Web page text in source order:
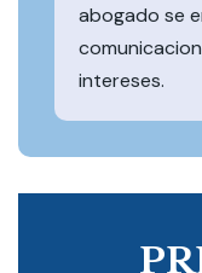
abogado se
intereses.